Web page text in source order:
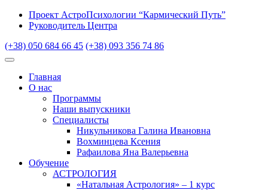
Проект АстроПсихологии “Кармический Путь”
Руководитель Центра
(+38) 050 684 66 45 (+38) 093 356 74 86
Главная
О нас
Программы
Наши выпускники
Специалисты
Никульникова Галина Ивановна
Вохминцева Ксения
Рафаилова Яна Валерьевна
Обучение
АСТРОЛОГИЯ
«Натальная Астрология» – 1 курс